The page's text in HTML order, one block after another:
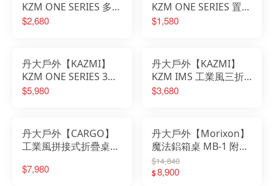
KZM ONE SERIES 多功
能吊掛架｜吊掛架｜多
$2,680
KZM ONE SERIES 置物
層板｜層板｜置物層板
$1,580
丹大戶外【KAZMI】
KZM ONE SERIES 3單
位桌｜露營桌｜桌子｜
$5,980
丹大戶外【KAZMI】
KZM IMS 工業風三折
燒烤桌 K23T3U07│桌
$3,680
丹大戶外【CARGO】
工業風拼接式折疊桌│
接桌│摺疊桌│露營桌│
$7,980
丹大戶外【Morixon】
魔法鋁箱桌 MB-1 附贈
掛架 黑/綠/灰 桌子│木
桌│摺疊桌│折疊桌│露
$14,840
$8,900